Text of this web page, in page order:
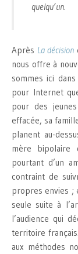
quelqu’un.
Après La décision
nous offre à
sommes ici
pour Internet
pour des
effacée, sa
planent au-
mère bipolaire
pourtant d’un
contraint de
propres envies ;
seule suite à
l’audience qui
territoire
aux méthodes